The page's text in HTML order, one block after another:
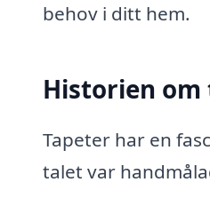
behov i ditt hem.
Historien
Tapeter har en
talet var